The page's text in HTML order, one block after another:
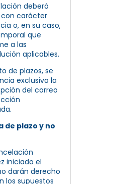
deberá
carácter
o, en su caso,
que
a las
aplicables.
de plazos, se
exclusiva la
del correo
de plazo y no
iniciado el
darán derecho
los supuestos